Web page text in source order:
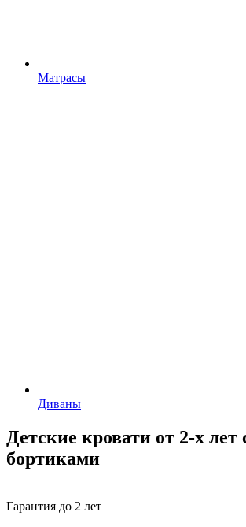
Матрасы
Диваны
Детские кровати от 2-х лет
бортиками
Гарантия до 2 лет